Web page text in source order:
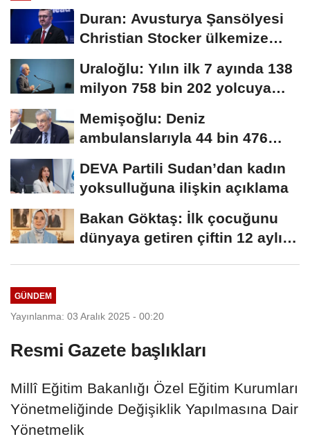
Duran: Avusturya Şansölyesi
Christian Stocker ülkemize
Uraloğlu: Yılın ilk 7 ayında 138
milyon 758 bin 202 yolcuya
Memişoğlu: Deniz
ambulanslarıyla 44 bin 476
DEVA Partili Sudan’dan kadın
yoksulluğuna ilişkin açıklama
Bakan Göktaş: İlk çocuğunu
dünyaya getiren çiftin 12 aylık
GÜNDEM
Yayınlanma: 03 Aralık 2025 - 00:20
Resmi Gazete başlıkları
Millî Eğitim Bakanlığı Özel Eğitim Kurumları
Yönetmeliğinde Değişiklik Yapılmasına Dair
Yönetmelik